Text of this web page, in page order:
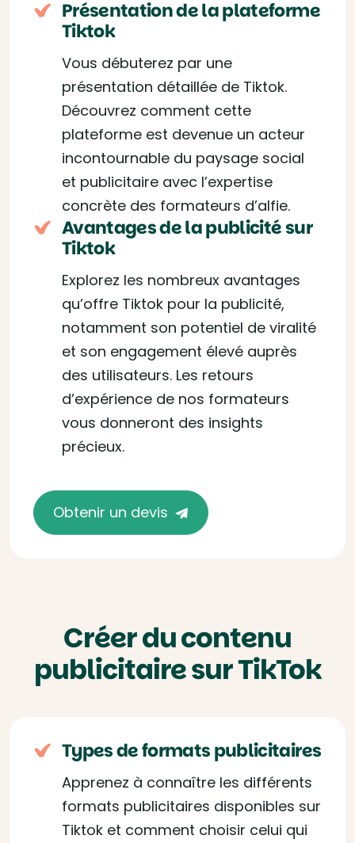
Présentation de la plateforme
Tiktok
Vous débuterez par une
présentation détaillée de Tiktok.
Découvrez comment cette
plateforme est devenue un acteur
incontournable du paysage social
et publicitaire avec l’expertise
concrète des formateurs d’alfie.
Avantages de la publicité sur
Tiktok
Explorez les nombreux avantages
qu’offre Tiktok pour la publicité,
notamment son potentiel de viralité
et son engagement élevé auprès
des utilisateurs. Les retours
d’expérience de nos formateurs
vous donneront des insights
précieux.
Obtenir un devis
Créer du contenu
publicitaire sur TikTok
Types de formats publicitaires
Apprenez à connaître les différents
formats publicitaires disponibles sur
Tiktok et comment choisir celui qui